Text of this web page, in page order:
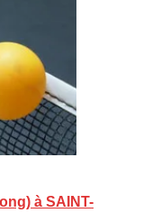
à SAINT-